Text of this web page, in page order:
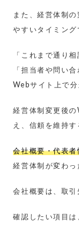
また、経営体制
やすいタイミング
「これまで通り
「担当者や問い
Webサイト上で
経営体制変更後
え、信頼を維持す
会社概要・代表
経営体制が変わっ
会社概要は、取引
確認したい項目は